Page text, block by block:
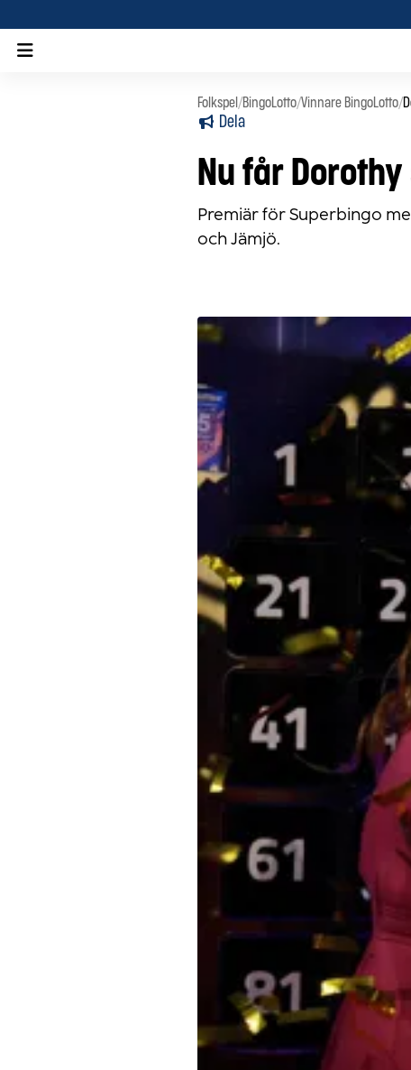
Folkspel /BingoLotto/Vinnare BingoLotto/
Dela
Nu får Dorothy
Premiär för Superbingo
och Jämjö.